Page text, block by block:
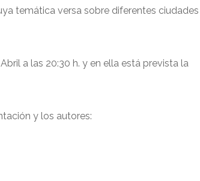
temática versa sobre diferentes ciudades
a las 20:30 h. y en ella está prevista la
y los autores: